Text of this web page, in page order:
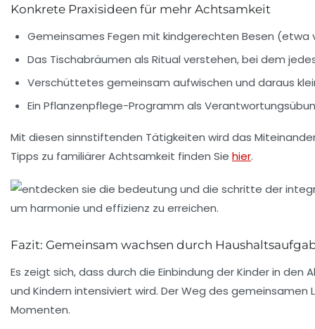
Konkrete Praxisideen für mehr Achtsamkeit
Gemeinsames Fegen mit kindgerechten Besen (etwa
Das Tischabräumen als Ritual verstehen, bei dem
Verschüttetes gemeinsam aufwischen und daraus
Ein Pflanzenpflege-Programm als
Mit diesen sinnstiftenden Tätigkeiten wird das
Tipps zu familiärer Achtsamkeit finden Sie hier.
Fazit: Gemeinsam wachsen durch
Es zeigt sich, dass durch die Einbindung der Kinder in
und Kindern intensiviert wird. Der Weg des
Momenten.